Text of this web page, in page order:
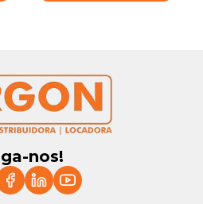
nos!